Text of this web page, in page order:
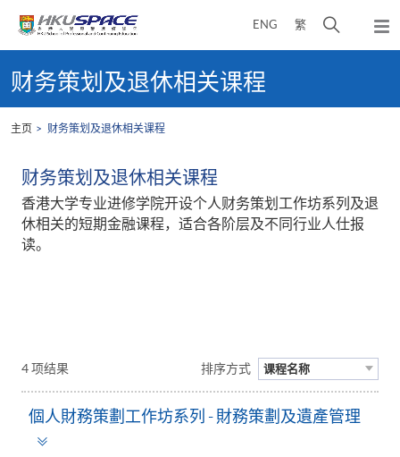
ENG 繁
开
弹
出
单
content
start财务策划及退休相关课程
主页 财务策划及退休相关课程
财务策划及退休相关课程
香港大学专业进修学院开设个人财务策划工作坊系列及退
休相关的短期金融课程，适合各阶层及不同行业人仕报
读。
4 项结果 排序方式 课程名称
個人財務策劃工作坊系列 - 財務策劃及遺產管理